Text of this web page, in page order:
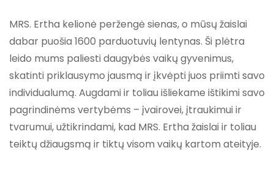
MRS. Ertha kelionė peržengė sienas, o mūsų žaislai
dabar puošia 1600 parduotuvių lentynas. Ši plėtra
leido mums paliesti daugybės vaikų gyvenimus,
skatinti priklausymo jausmą ir įkvėpti juos priimti savo
individualumą. Augdami ir toliau išliekame ištikimi savo
pagrindinėms vertybėms – įvairovei, įtraukimui ir
tvarumui, užtikrindami, kad MRS. Ertha žaislai ir toliau
teiktų džiaugsmą ir tiktų visom vaikų kartom ateityje.